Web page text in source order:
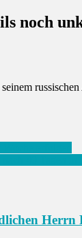
noch
Herrn